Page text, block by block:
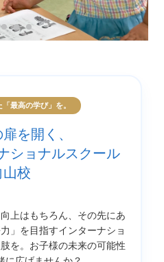
最高の学び」を。
を開く、
ショナルスクール
山校
上はもちろん、その先にあ
」を目指すインターナショ
を。お子様の未来の可能性